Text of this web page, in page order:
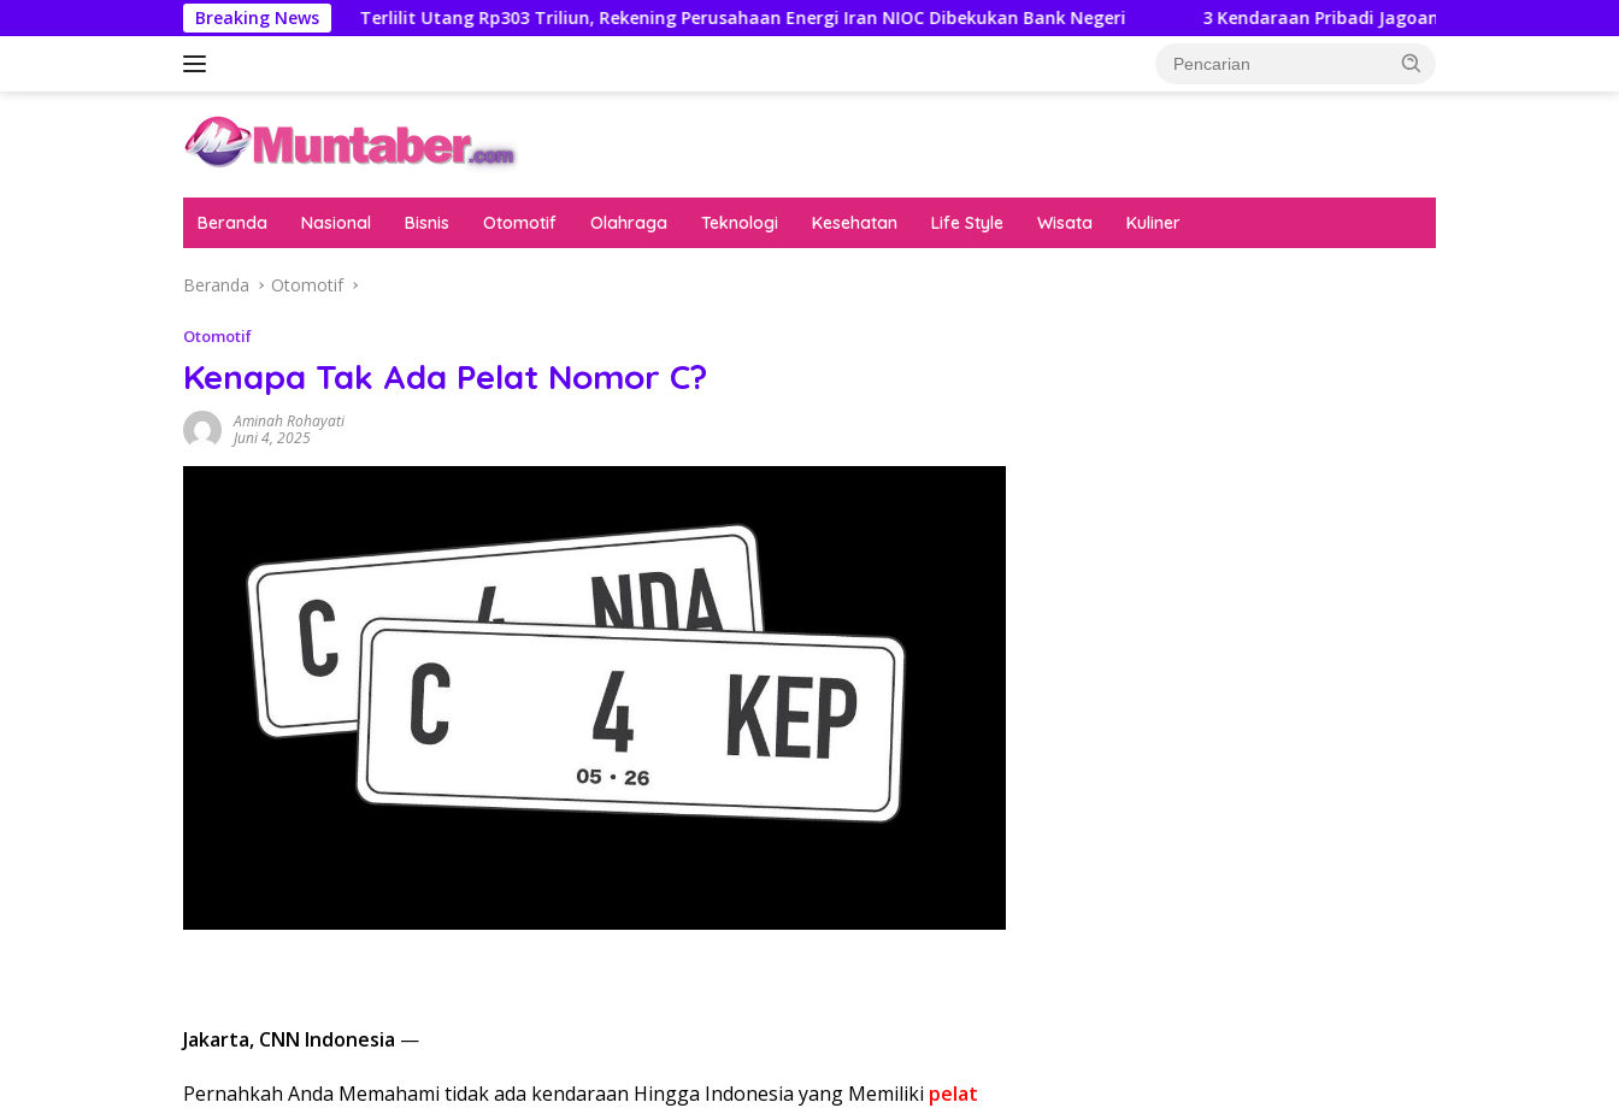
ke
Breaking NewsTerlilit Utang Rp303 Triliun, Rekening Perusahaan Energi Iran NIOC Dibekukan Bank Negeri 3 Kendaraan Pribadi Jagoan Suzuki Bisa Dijajal Langsung
Beranda Nasional Bisnis Otomotif Olahraga Teknologi Kesehatan Life Style Wisata Kuliner
Beranda Otomotif
Otomotif
Kenapa Tak Ada Pelat Nomor C?
Aminah Rohayati
Juni 4, 2025
Jakarta, CNN Indonesia —
Pernahkah Anda Memahami tidak ada kendaraan Hingga Indonesia yang Memiliki pelat